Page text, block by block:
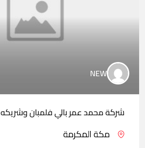
NEW
شركة محمد عمر بالي فلمبان وشريكه
مكة المكرمة